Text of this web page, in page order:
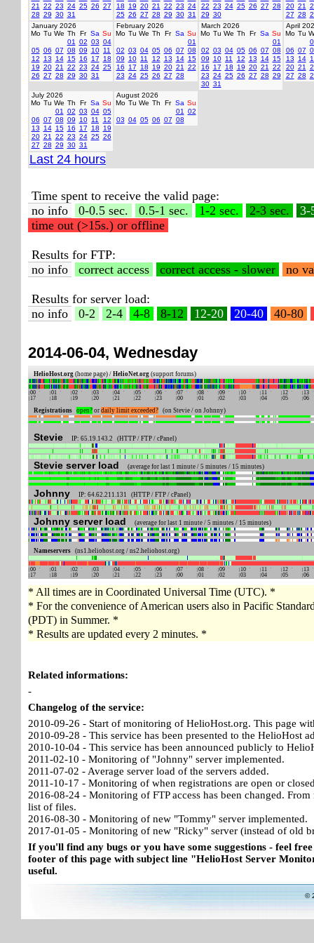
21
22 23 24 25 26 27
28 29 30 31
18
19 20 21 22 23 24
25 26 27 28 29 30 31
22 23 24 25 26 27 28
29 30
20 21
27 28
January 2026
Mo Tu We Th Fr Sa Su
01
02 03 04
05 06 07 08 09 10 11
12
13 14 15 16 17
18
19 20 21 22 23 24 25
26 27 28 29 30 31
February 2026
Mo Tu We Th Fr Sa Su
01
02 03 04 05 06 07 08
09
10 11 12 13 14 15
16
17 18 19 20 21
22
23 24 25 26 27 28
March 2026
Mo Tu We Th Fr Sa Su
01
02 03 04 05 06 07 08
09
10 11 12 13 14 15
16
17 18 19 20 21
22
23 24 25 26 27 28 29
30 31
April
Mo Tu
06 07
13
14
20 21
27 28
July 2026
Mo Tu We Th Fr Sa Su
01
02 03 04 05
06 07 08 09 10 11
12
13
14 15 16 17 18
19
20 21 22 23 24 25 26
27 28 29 30 31
August 2026
Mo Tu We Th Fr Sa Su
01
02
03 04 05 06 07 08
Last 24 hours
Time spent to receive the valid page:
no info
0-0.5 sec. 0.5-1 sec. 1-2 sec. 2-3 sec.
3-
time out (>15s.) or offline
Results for FTP:
no info
correct access correct access - slower no
Results for server load:
no info
0-2 2-4 4-8 8-12 12-20 20-40 40-80
2014-06-04, Wednesday
HelioHost.org (home page) / HelioNet.org (support forums)
Registrations open? or daily limit exceeded? (on Stevie / on Johnny)
Stevie IP: 65.19.143.2 (HTTP / FTP / cPanel)
Stevie server load (average for last 1 minute / 5 minutes / 15 minutes)
Johnny IP: 64.62.211.131 (HTTP / FTP / cPanel)
Johnny server load (average for last 1 minute / 5 minutes / 15 minutes)
Nameservers (ns1.heliohost.org / ns2.heliohost.org)
00 01 02 03 04 05 06 07 08 09 10 11 12
13
17
18 19 20 21 22 23 00 01 02 03 04 05 06
00 01 02 03 04 05 06 07 08 09 10 11 12
13
17
18 19 20 21 22 23 00 01 02 03 04 05 06
* All times are in Coordinated Universal Time (UTC). *
* For the convenience of American users also in Pacific
(PDT) in Summer. *
* Results are updated every 2 minutes. *
Related informations:
-
Changelog of the service:
2010-09-26 - Start of monitoring of HelioHost.org. This page
2010-09-28 - This service has been presented to the HelioHost
2010-10-04 - This service has been announced publicly to
2011-02-10 - Monitoring of "Johnny" server implemented.
2011-07-02 - Average server load of the servers added.
2011-10-17 - Monitoring of when registrations are open or
2016-08-24 - Monitoring of FTP access has been changed.
list of files.
2016-08-30 - Monitoring of new "Tommy" server implemented.
2017-01-05 - Monitoring of new "Ricky" server (instead of old
If you'll find any bugs or you have some suggestions - feel
footer of this page with subject line "HelioHost Server
useful.
©